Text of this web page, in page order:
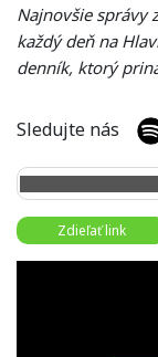
Najnovšie správy
každý deň na
denník, ktorý
Sledujte nás
Zdieľať link